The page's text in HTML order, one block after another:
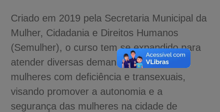
Criado em 2019 pela Secretaria Municipal da
Mulher, Cidadania e Direitos Humanos
(Semulher), o curso tem se expandido para
atender diversas demandas, incluindo
mulheres com deficiência e transexuais,
visando promover a autonomia e a
segurança das mulheres na cidade de